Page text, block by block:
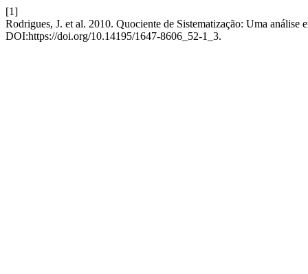
[1]
Rodrigues, J. et al. 2010. Quociente de Sistematização: Uma análise
DOI:https://doi.org/10.14195/1647-8606_52-1_3.